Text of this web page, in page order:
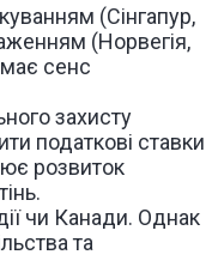
(Сінгапур,
(Норвегія,
сенс
захисту
податкові ставки
розвиток
чи Канади. Однак
та